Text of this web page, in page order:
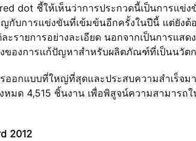
dot ชี้ให้เห็นว่าการประกวดนี้เป็นการแ
บการแข่งขันที่เข้มข้นอีกครั้งในปีนี้ แต่ยังต้
รายการอย่างละเอียด นอกจากเป็นการแส
ของการแก้ปัญหาสำหรับผลิตภัณฑ์ที่เป็นนวัต
ออกแบบที่ใหญ่ที่สุดและประสบความสำเร็จ
มด 4,515 ชิ้นงาน เพื่อพิสูจน์ความสามารถ
2012